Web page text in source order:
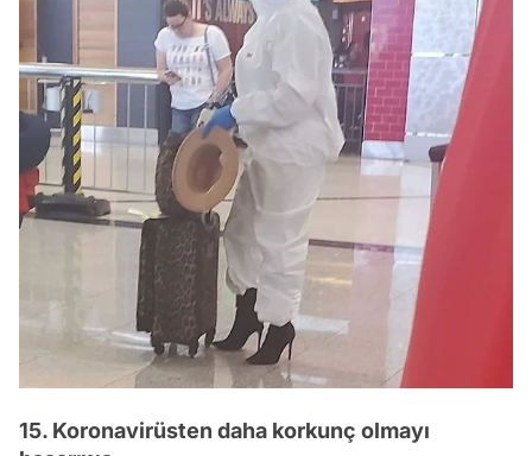
15. Koronavirüsten daha korkunç olmayı